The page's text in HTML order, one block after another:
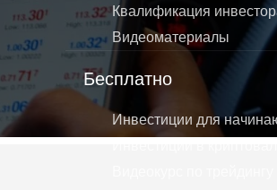
Квалификация
Видеоматериалы
Бесплатно
Инвестиции для